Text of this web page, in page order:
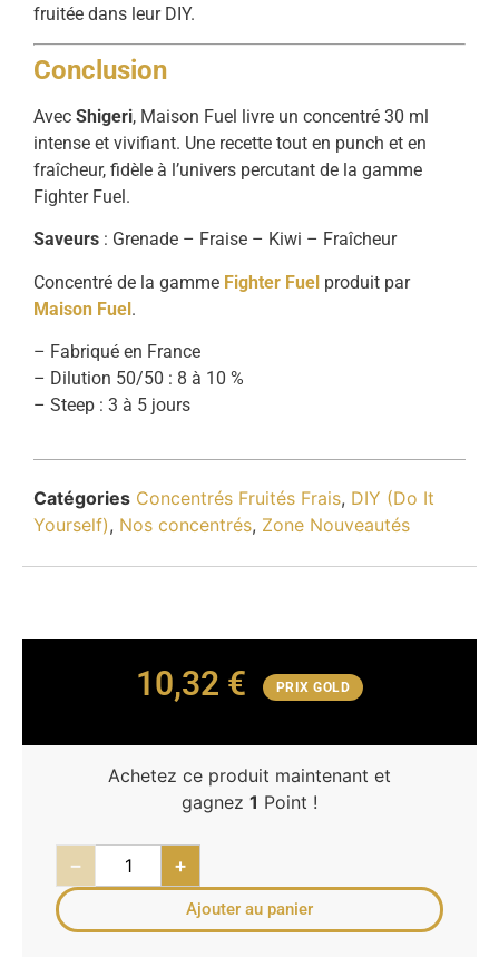
fruitée dans leur DIY.
Conclusion
Avec Shigeri, Maison Fuel livre un concentré 30 ml
intense et vivifiant. Une recette tout en punch et en
fraîcheur, fidèle à l’univers percutant de la gamme
Fighter Fuel.
Saveurs : Grenade – Fraise – Kiwi – Fraîcheur
Concentré de la gamme Fighter Fuel produit par
Maison Fuel.
– Fabriqué en France
– Dilution 50/50 : 8 à 10 %
– Steep : 3 à 5 jours
Catégories Concentrés Fruités Frais, DIY (Do It
Yourself), Nos concentrés, Zone Nouveautés
10,32 € PRIX GOLD
Achetez ce produit maintenant et
gagnez 1 Point !
− +
Ajouter au panier